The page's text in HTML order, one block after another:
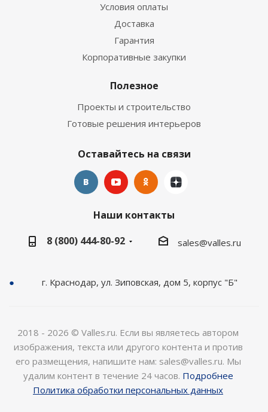
Условия оплаты
Доставка
Гарантия
Корпоративные закупки
Полезное
Проекты и строительство
Готовые решения интерьеров
Оставайтесь на связи
Наши контакты
8 (800) 444-80-92
sales@valles.ru
г. Краснодар, ул. Зиповская, дом 5, корпус "Б"
2018 - 2026 © Valles.ru. Если вы являетесь автором
изображения, текста или другого контента и против
его размещения, напишите нам: sales@valles.ru. Мы
удалим контент в течение 24 часов. Подробнее
Политика обработки персональных данных